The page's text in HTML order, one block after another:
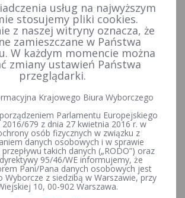
Wybory samorządowe i referenda lokalne Wybory i referenda w toku kadencji
Kadencja 2010-2014
Komunikat Komisarza Wyborczego w Lublinie
Komisarza
w Lublinie
o źródłach i wysokości pozyskanych
poniesionych na cele referendalne.
Wyborczego w Lublinie z dnia 17
usług na najwyższym
stosujemy pliki cookies.
z naszej witryny oznacza, że
zamieszczane w Państwa
W każdym momencie można
zmiany ustawień Państwa
przeglądarki.
Krajowego Biura Wyborczego
Parlamentu Europejskiego
2016/679 z dnia 27 kwietnia 2016 r. w
osób fizycznych w związku z
danych osobowych i w sprawie
takich danych („RODO”) oraz
95/46/WE informujemy, że
Pani/Pana danych osobowych jest
Wyborcze z siedzibą w Warszawie, przy
10, 00-902 Warszawa.